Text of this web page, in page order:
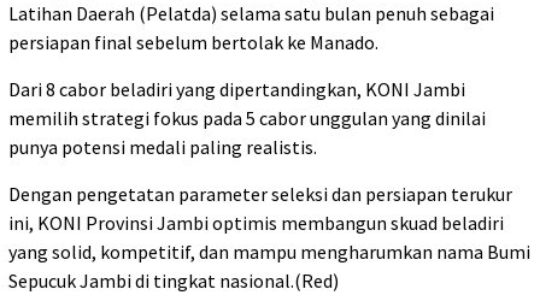
Latihan Daerah (Pelatda) selama satu bulan penuh sebagai
persiapan final sebelum bertolak ke Manado.
Dari 8 cabor beladiri yang dipertandingkan, KONI Jambi
memilih strategi fokus pada 5 cabor unggulan yang dinilai
punya potensi medali paling realistis.
Dengan pengetatan parameter seleksi dan persiapan terukur
ini, KONI Provinsi Jambi optimis membangun skuad beladiri
yang solid, kompetitif, dan mampu mengharumkan nama Bumi
Sepucuk Jambi di tingkat nasional.(Red)